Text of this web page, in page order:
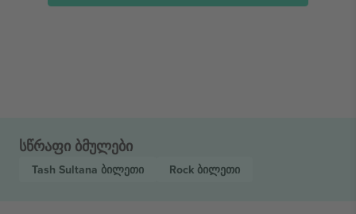
სწრაფი ბმულები
Tash Sultana ბილეთი Rock ბილეთი